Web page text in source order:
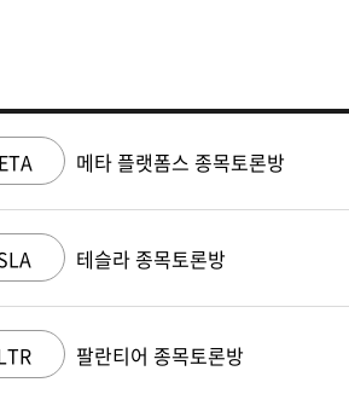
메타 플랫폼스 종목토론방
테슬라 종목토론방
팔란티어 종목토론방